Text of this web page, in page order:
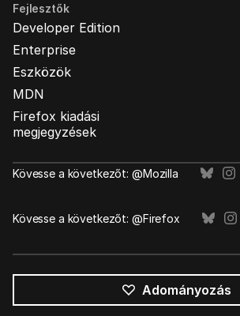
Fejlesztők
Developer Edition
Enterprise
Eszközök
MDN
Firefox kiadási
megjegyzések
Kövesse a következőt: @Mozilla
Kövesse a következőt: @Firefox
Adományozás